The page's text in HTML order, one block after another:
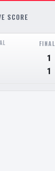
SCORE
FINAL
1
1